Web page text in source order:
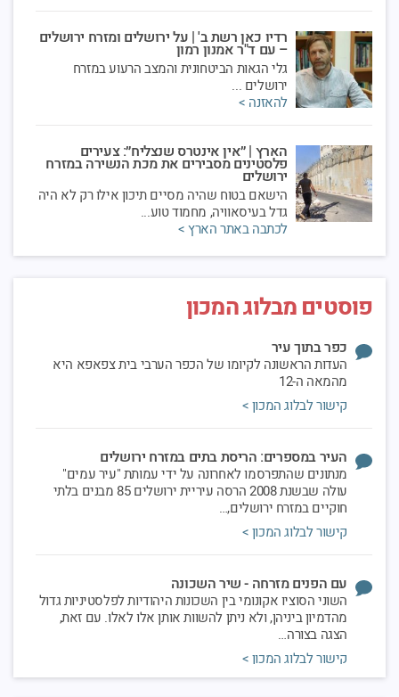
רדיו כאן רשת ב' | על ירושלים ומזרח ירושלים
– עם ד"ר אמנון רמון
גלי הגאות הביטחונית והמצב הרעוע במזרח
ירושלים ...
להאזנה >
הארץ | ״אין אינטרס שנצליח״: צעירים
פלסטינים מסבירים את מכת הנשירה במזרח
ירושלים
הישאם בטוח שהיה מסיים תיכון אילו רק לא היה
גדל בעיסאוויה, מחמוד טוע...
לכתבה באתר הארץ >
שלישית
ראיון בעקבות שני הפיגועים שאירעו בירושלים
להאזנה >
הארץ | דינמיקת החיים חזקה מכל מציאות
מפרידה בירושלים
מספר התושבים הפלסטינים בירושל...
לכתבה המלאה >
הארץ | יש מוצא מרפש האפרטהייד בשייח
ג'ראח
קראו >
הארץ | היחסים בין המדינה לערביי ירושלים
השתנו מהיסוד. מפתיע לגלות מי גרם לכך
ניר חסון בהארץ: זה התחיל בגלל צרות של
מתנחלים. זה נגמר בהשקעה חסרת ...
פוסטים מבלוג המכון
כפר בתוך עיר
העדות הראשונה לקיומו של הכפר הערבי בית צפאפא היא
מהמאה ה-12
קישור לבלוג המכון >
העיר במספרים: הריסת בתים במזרח ירושלים
מנתונים שהתפרסמו לאחרונה על ידי עמותת "עיר עמים"
עולה שבשנת 2008 הרסה עיריית ירושלים 85 מבנים בלתי
חוקיים במזרח ירושלים,…
קישור לבלוג המכון >
עם הפנים מזרחה - שיר השכונה
השוני הסוציו אקונומי בין השכונות היהודיות לפלסטיניות גדול
מהדמיון ביניהן, ולא ניתן להשוות אותן אלו לאלו. עם זאת,
הצגה בצורה…
קישור לבלוג המכון >